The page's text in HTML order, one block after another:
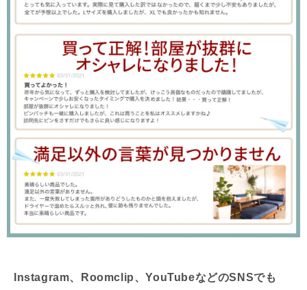
Instagram、Roomclip、YouTubeなどのSNSでも